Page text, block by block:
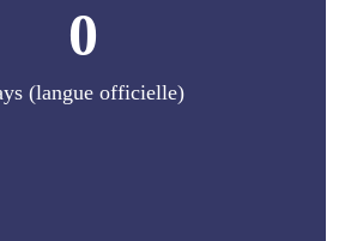
0
(langue officielle)